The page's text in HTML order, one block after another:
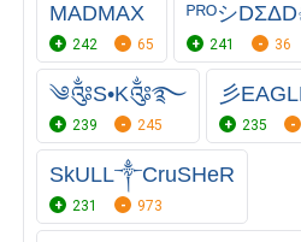
MADMAX
242 65
ᴾᴿᴼシ
241 36
༄༂S•K༂࿐
239 245
彡
235
SkULL༒CruSHeR
231 973